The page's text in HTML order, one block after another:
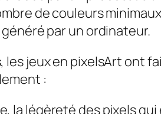
de couleurs
par un ordinateur.
les jeux en pixelsArt ont
:
la légèreté des pixels